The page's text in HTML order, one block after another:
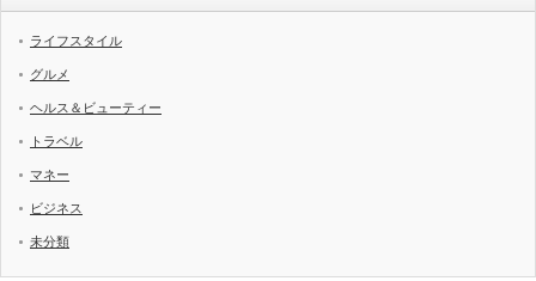
ライフスタイル
グルメ
ヘルス＆ビューティー
トラベル
マネー
ビジネス
未分類